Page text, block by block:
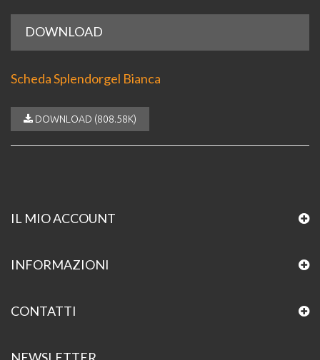
DOWNLOAD
Scheda Splendorgel Bianca
DOWNLOAD (808.58K)
IL MIO ACCOUNT
INFORMAZIONI
CONTATTI